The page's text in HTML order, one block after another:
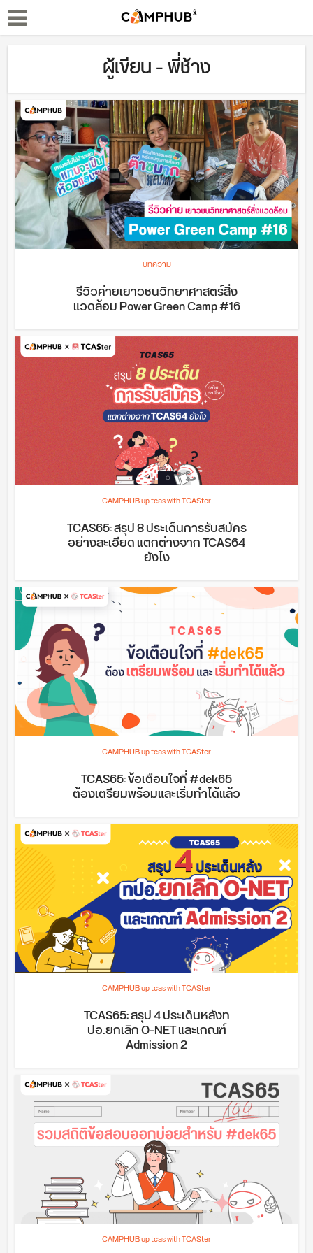
ผู้เขียน - พี่ช้าง
บทความ
รีวิวค่ายเยาวชนวิทยาศาสตร์สิ่ง
แวดล้อม Power Green Camp #16
CAMPHUB up tcas with TCASter
TCAS65: สรุป 8 ประเด็นการรับสมัคร
อย่างละเอียด แตกต่างจาก TCAS64
ยังไง
CAMPHUB up tcas with TCASter
TCAS65: ข้อเตือนใจที่ #dek65
ต้องเตรียมพร้อมและเริ่มทำได้แล้ว
CAMPHUB up tcas with TCASter
TCAS65: สรุป 4 ประเด็นหลังท
ปอ.ยกเลิก O-NET และเกณฑ์
Admission 2
CAMPHUB up tcas with TCASter